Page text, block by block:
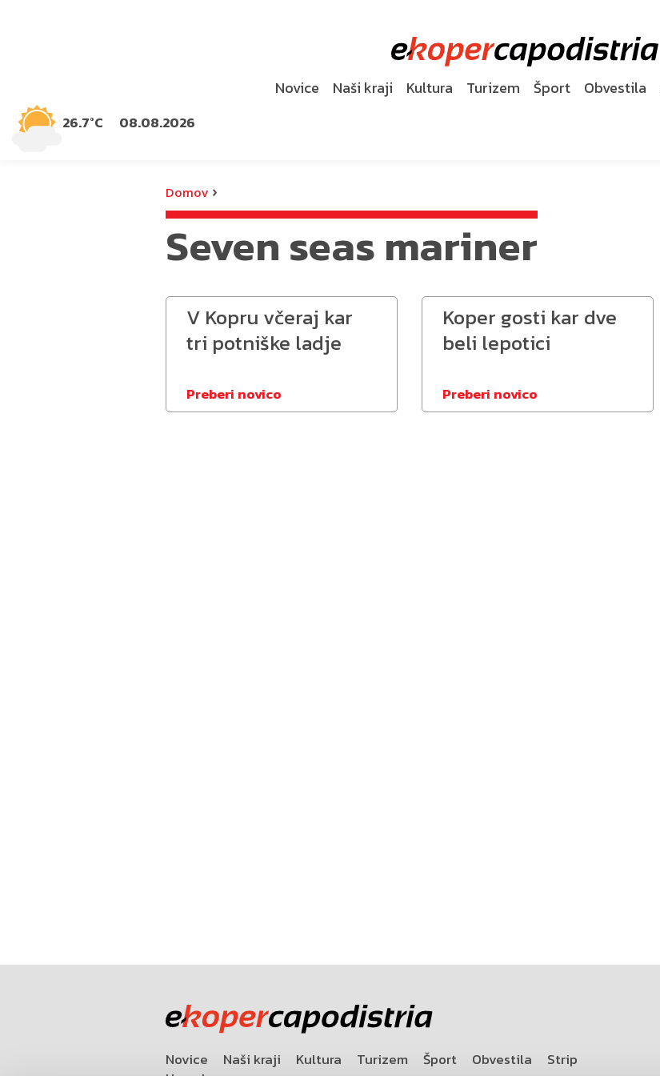
26.7°C 08.08.2026
Novice Naši kraji Kultura Turizem Šport Obvestila
Domov ›
Seven seas mariner
V Kopru včeraj kar
tri potniške ladje
Preberi novico
Koper gosti kar dve
beli lepotici
Preberi novico
Novice Naši kraji Kultura Turizem Šport Obvestila
Strip